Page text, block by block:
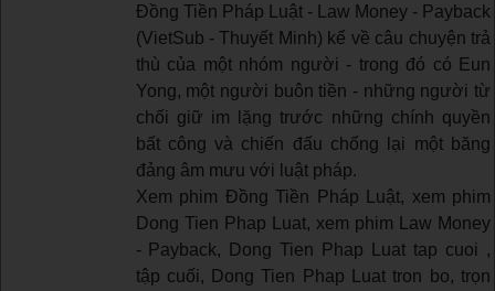
Đồng Tiền Pháp Luật - Law Money - Payback
(VietSub - Thuyết Minh) kể về câu chuyện trả
thù của một nhóm người - trong đó có Eun
Yong, một người buôn tiền - những người từ
chối giữ im lặng trước những chính quyền
bất công và chiến đấu chống lại một băng
đảng âm mưu với luật pháp.
Xem phim Đồng Tiền Pháp Luật, xem phim
Dong Tien Phap Luat, xem phim Law Money
- Payback, Dong Tien Phap Luat tap cuoi ,
tập cuối, Dong Tien Phap Luat tron bo, trọn